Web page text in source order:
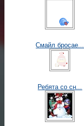
Смайл бросае...
Ребята со сн...